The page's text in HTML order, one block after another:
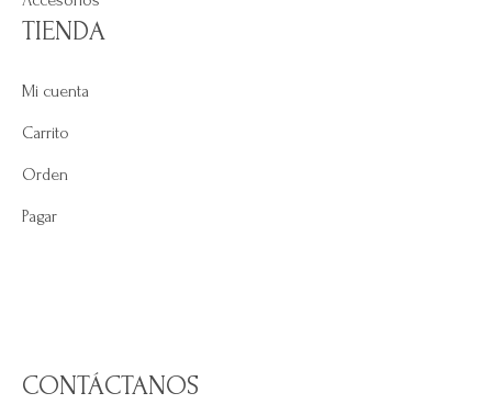
TIENDA
Mi cuenta
Carrito
Orden
Pagar
CONTÁCTANOS